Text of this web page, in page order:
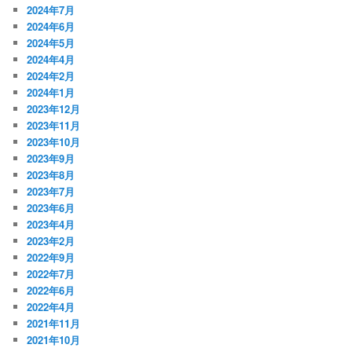
2024年7月
2024年6月
2024年5月
2024年4月
2024年2月
2024年1月
2023年12月
2023年11月
2023年10月
2023年9月
2023年8月
2023年7月
2023年6月
2023年4月
2023年2月
2022年9月
2022年7月
2022年6月
2022年4月
2021年11月
2021年10月